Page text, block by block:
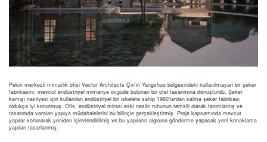
Pekin merkezli mimarlık ofisi Vector Architects Çin’in Yangshuo bölgesindeki kullanılmayan bir şeker
fabrikasını, mevcut endüstriyel mimariye övgüde bulunan bir otel tasarımına dönüştürdü. Şeker
kamışı nakliyesi için kullanılan endüstriyel bir iskelete sahip 1960’lardan kalma şeker fabrikası
oldukça iyi korunmuş. Ofis, endüstriyel mirası eski neslin ruhunun temsili olarak tanımlamış ve
tasarımda varolan yapıya müdahalelerini bu bilinçle gerçekleştirmiş. Proje kapsamında mevcut
yapılar korunarak yeniden işlevlendirilmiş ve bu yapıların algısına gönderme yapacak yeni konaklama
yapıları tasarlanmış.